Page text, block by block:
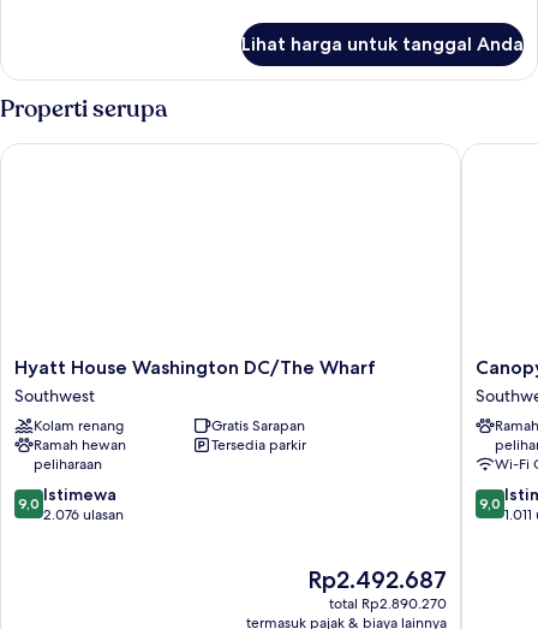
2
Classic
Lihat harga untuk tanggal Anda
Properti serupa
Hyatt
House
Washington
DC/The
Wharf
Southwest
Hyatt House Washington DC/The Wharf
Southwest
Kolam renang
Gratis Sarapan
Ramah hewan
peliharaan
Tersedia parkir
9.0
dari
9,0 Istimewa
2.076 ulasan
Harga
sekarang
Rp2.492.687
Rp2.492.687
total Rp2.890.270
termasuk pajak & biaya lainnya
Hyatt House Washington DC/The Wharf
Canopy
by
Hilton
DC
The
Wharf
Wi-Fi
9.0
dari
9,0
Canopy